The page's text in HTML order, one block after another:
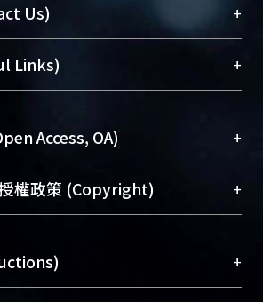
大學之列，為永久珍藏及向國際
究成果及學術能量，圖書館整合
與學術庫（AH）不同功能平
典藏NTU scholars。期能整合研
and promote researcher
works, Library integrates the
Repository” with “Academic
Us) +
Library)
員(Medical Library)
Links) +
Access, OA) +
者角度提升資訊取用性的社會運
究上是透過將研究著作公開供使
可加速研究發展、提升研究影響
權政策 (Copyright) +
權非匯入者所有，或由第三方贊
請確認該版權所有者及第三方同
+